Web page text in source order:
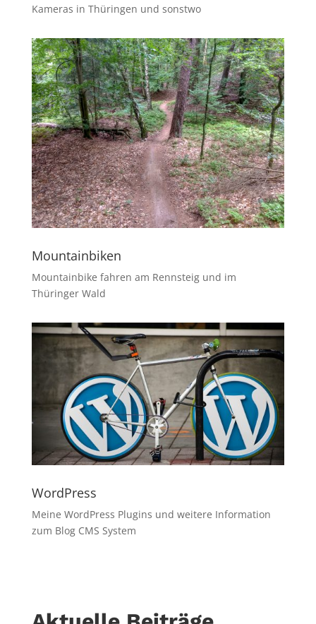
Kameras in Thüringen und sonstwo
Mountainbiken
Mountainbike fahren am Rennsteig und im
Thüringer Wald
WordPress
Meine WordPress Plugins und weitere Information
zum Blog CMS System